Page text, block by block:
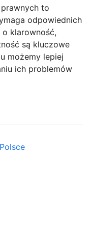
to
odpowiednich
o klarowność,
są kluczowe
możemy lepiej
ich problemów